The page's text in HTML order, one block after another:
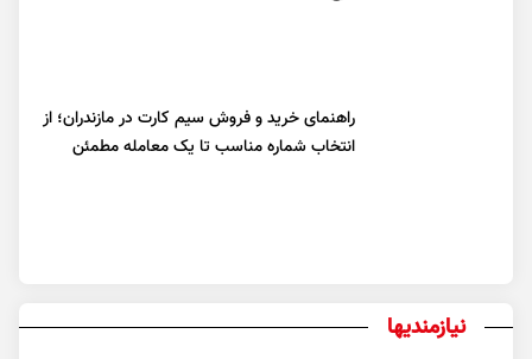
راهنمای خرید و فروش سیم کارت در مازندران؛ از
انتخاب شماره مناسب تا یک معامله مطمئن
نیازمندیها